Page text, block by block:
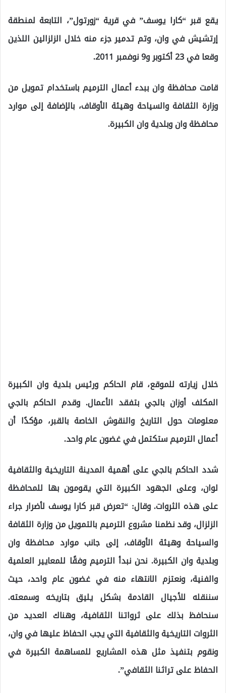
يقع قبر “كارا يوسف” في قرية “زورتول”، التابعة لمنطقة
إرتشيش في وان، وتم تدمير جزء منه خلال الزلزالين اللذين
وقعا في 23 أكتوبر و9 نوفمبر 2011.
قامت محافظة وان ببدء أعمال الترميم باستخدام تمويل من
وزارة الثقافة والسياحة وهيئة الأوقاف، بالإضافة إلى موارد
محافظة وان وبلدية وان الكبيرة.
خلال زيارته للموقع، قام الحاكم ورئيس بلدية وان الكبيرة
المكلف أوزان بالجي بتفقد الأعمال. وقدم الحاكم بالجي
معلومات حول التاريخ والنقوش الخاصة بالقبر، مؤكدًا أن
أعمال الترميم ستكتمل في غضون عام واحد.
شدد الحاكم بالجي على أهمية المدينة التاريخية والثقافية
لوان، وعلى الجهود الكبيرة التي يقومون بها للمحافظة
على هذه الثروات. وقال: “تعرض قبر كارا يوسف لأضرار جراء
الزلزال، وقد نظمنا مشروع الترميم بالتمويل من وزارة الثقافة
والسياحة وهيئة الأوقاف، إلى جانب موارد محافظة وان
وبلدية وان الكبيرة. نحن نبدأ الترميم وفقًا للمعايير العلمية
والفنية، ونعتزم الانتهاء منه في غضون عام واحد، حيث
سننقله للأجيال القادمة بشكل يليق بتاريخه وسمعته.
سنحافظ بذلك على ثرواتنا الثقافية، وهناك العديد من
الثروات التاريخية والثقافية التي يجب الحفاظ عليها في وان،
ونقوم بتنفيذ مثل هذه المشاريع للمساهمة الكبيرة في
الحفاظ على تراثنا الثقافي”.